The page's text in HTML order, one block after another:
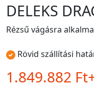
DELEKS
Rézsű vágásra
Rövid szállítási
1.849.882